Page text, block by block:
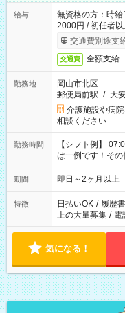
給与
無資格の方：時
2000円 / 初任者
交通費別途支
交通費 全額支給
勤務地
岡山市北区
郵便局前駅 / 大
介護施設や病
相談ください
勤務時間
【シフト例】
は一例です！その
期間 即日～2ヶ月以上
特徴 日払いOK / 履歴
上の大量募集 / 電
気になる！